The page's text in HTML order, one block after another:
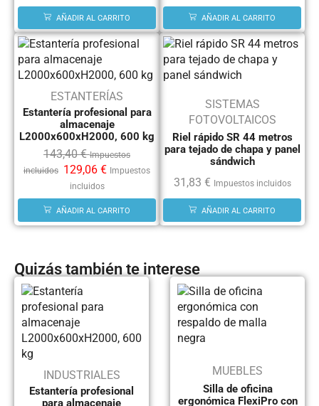
AÑADIR AL CARRITO AÑADIR AL CARRITO
ESTANTERÍAS
Estantería profesional para
almacenaje
L2000x600xH2000, 600 kg
143,40€ Impuestos
incluidos 129,06 € Impuestos
incluidos
AÑADIR AL CARRITO
SISTEMAS
FOTOVOLTAICOS
Riel rápido SR 44 metros
para tejado de chapa y panel
sándwich
31,83 € Impuestos incluidos
AÑADIR AL CARRITO
Quizás también te interese
INDUSTRIALES
Estantería profesional
para almacenaje
MUEBLES
Silla de oficina
ergonómica FlexiPro con